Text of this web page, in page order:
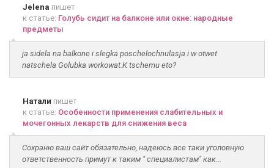
Jelena пишет
к статье: Голубь сидит на балконе или окне: народные
предметы
ja sidela na balkone i slegka poschelochnulasja i w otwet
natschela Golubka workowat.K tschemu eto?
Натали пишет
к статье: Особенности применения слабительных и
мочегонных лекарств для снижения веса
Сохраню ваш сайт обязательно, надеюсь все таки уголовную
ответственность примут к таким " специалистам" как...